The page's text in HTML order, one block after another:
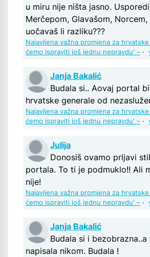
u miru nije ništa jasno.
Merčepom, Glavašom,
uočavaš li razliku???
Najavljena važna promjena za
ćemo ispraviti još jednu nepravdu' – ·
Janja Bakalić
Budala si.. Aovaj portal
hrvatske generale od
Najavljena važna promjena za
ćemo ispraviti još jednu nepravdu' – ·
Julija
Donosiš ovamo prljavi
portala. To ti je podmuklo!! Ali
nije!
Najavljena važna promjena za
ćemo ispraviti još jednu nepravdu' – ·
Janja Bakalić
Budala si i bezobrazna..a
napisala nikom. Budala !